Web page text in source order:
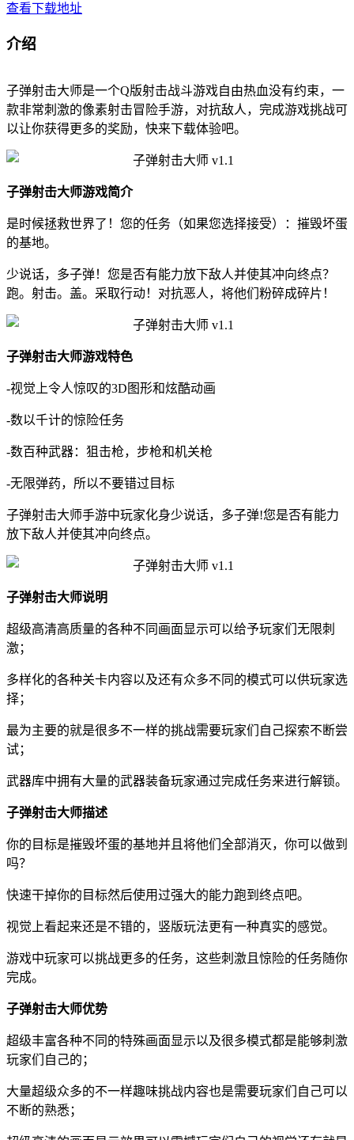
查看下载地址
介绍
子弹射击大师是一个Q版射击战斗游戏自由热血没有约束，一
款非常刺激的像素射击冒险手游，对抗敌人，完成游戏挑战可
以让你获得更多的奖励，快来下载体验吧。
子弹射击大师游戏简介
是时候拯救世界了！您的任务（如果您选择接受）：摧毁坏蛋
的基地。
少说话，多子弹！您是否有能力放下敌人并使其冲向终点？
跑。射击。盖。采取行动！对抗恶人，将他们粉碎成碎片！
子弹射击大师游戏特色
-视觉上令人惊叹的3D图形和炫酷动画
-数以千计的惊险任务
-数百种武器：狙击枪，步枪和机关枪
-无限弹药，所以不要错过目标
子弹射击大师手游中玩家化身少说话，多子弹!您是否有能力
放下敌人并使其冲向终点。
子弹射击大师说明
超级高清高质量的各种不同画面显示可以给予玩家们无限刺
激；
多样化的各种关卡内容以及还有众多不同的模式可以供玩家选
择；
最为主要的就是很多不一样的挑战需要玩家们自己探索不断尝
试；
武器库中拥有大量的武器装备玩家通过完成任务来进行解锁。
子弹射击大师描述
你的目标是摧毁坏蛋的基地并且将他们全部消灭，你可以做到
吗？
快速干掉你的目标然后使用过强大的能力跑到终点吧。
视觉上看起来还是不错的，竖版玩法更有一种真实的感觉。
游戏中玩家可以挑战更多的任务，这些刺激且惊险的任务随你
完成。
子弹射击大师优势
超级丰富各种不同的特殊画面显示以及很多模式都是能够刺激
玩家们自己的；
大量超级众多的不一样趣味挑战内容也是需要玩家们自己可以
不断的熟悉；